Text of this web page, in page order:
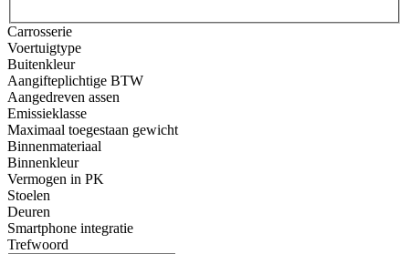
Carrosserie
Voertuigtype
Buitenkleur
Aangifteplichtige BTW
Aangedreven assen
Emissieklasse
Maximaal toegestaan gewicht
Binnenmateriaal
Binnenkleur
Vermogen in PK
Stoelen
Deuren
Smartphone integratie
Trefwoord